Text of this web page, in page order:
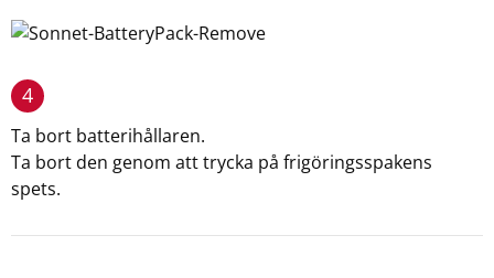
4
Ta bort batterihållaren.
Ta bort den genom att trycka på frigöringsspakens
spets.